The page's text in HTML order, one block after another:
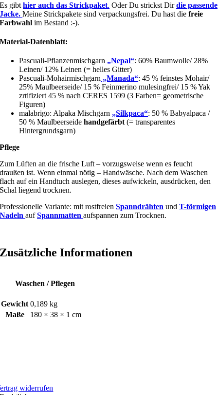
Es gibthier auch das Strickpaket. Oder Du strickst Dirdie passende
Jacke.Meine Strickpakete sind verpackungsfrei. Du hast diefreie
Farbwahl im Bestand :-).
Material-Datenblatt:
Pascuali-Pflanzenmischgarn „Nepal“: 60% Baumwolle/ 28%
Leinen/ 12% Leinen (= helles Gitter)
Pascuali-Mohairmischgarn „Manada“: 45 % feinstes Mohair/
25% Maulbeerseide/ 15 % Feinmerino mulesingfrei/ 15 % Yak
zrtifiziert 45 % nach CERES 1599 (3 Farben= geometrische
Figuren)
malabrigo: Alpaka Mischgarn „Silkpaca“: 50 % Babyalpaca /
50 % Maulbeerseidehandgefärbt(= transparentes
Hintergrundsgarn)
Pflege
Zum Lüften an die frische Luft – vorzugsweise wenn es feucht
draußen ist. Wenn einmal nötig – Handwäsche. Nach dem Waschen
flach auf ein Handtuch auslegen, dieses aufwickeln, ausdrücken, den
Schal liegend trocknen.
Professionelle Variante: mit rostfreienSpanndrähten undT-förmigen
Nadeln aufSpannmatten aufspannen zum Trocknen.
Zusätzliche Informationen
Waschen / Pflegen
Gewicht 0,189 kg
Maße
180 × 38 × 1 cm
widerrufen